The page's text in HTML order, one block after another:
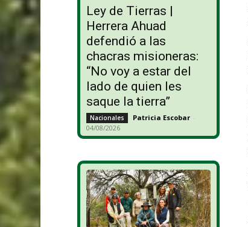
Ley de Tierras |
Herrera Ahuad
defendió a las
chacras misioneras:
“No voy a estar del
lado de quien les
saque la tierra”
Nacionales Patricia Escobar -
04/08/2026